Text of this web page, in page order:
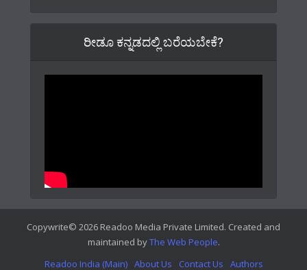
ರೀಡೂ ಕನ್ನಡದಲ್ಲಿ ಬರೆಯಬೇಕೆ?
Copywrite© 2026 Readoo Media Private Limited. Created and
maintained byThe Web People.
Readoo India (Main) About Us Contact Us Authors